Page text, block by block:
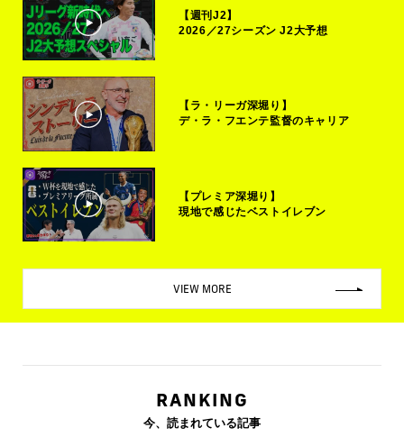
【週刊J2】
2026／27シーズン J2大予想
【ラ・リーガ深堀り】
デ・ラ・フエンテ監督のキャリア
【プレミア深堀り】
現地で感じたベストイレブン
VIEW MORE
RANKING
今、読まれている記事